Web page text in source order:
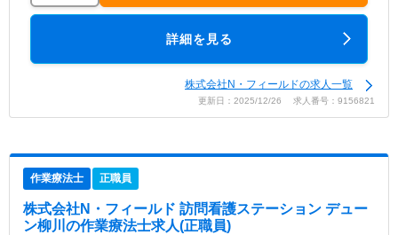
詳細を見る
株式会社N・フィールドの求人一覧
更新日：2025/12/26 求人番号：9156821
作業療法士 正職員
株式会社N・フィールド 訪問看護ステーション デュー
ン柳川 の作業療法士求人(正職員)